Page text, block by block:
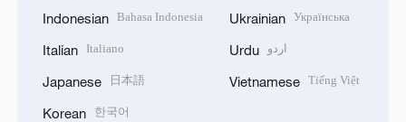
Indonesian Bahasa Indonesia
Italian Italiano
Japanese 日本語
Korean 한국어
Ukrainian Українська
Urdu اردو
Vietnamese Tiếng Việt